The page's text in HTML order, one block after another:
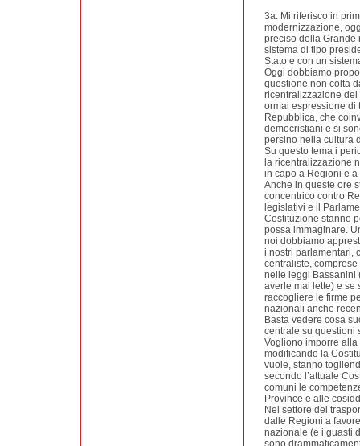
3a. Mi riferisco in
modernizzazione,
preciso della Grande
sistema di tipo
Stato e con un
Oggi dobbiamo
questione non colta
ricentralizzazione
ormai espressione di
Repubblica, che
democristiani e si
persino nella cultura
Su questo tema i
la ricentralizzazione
in capo a Regioni e
Anche in queste ore
concentrico contro
legislativi e il
Costituzione stanno
possa immaginare.
noi dobbiamo
i nostri parlamentari,
centraliste,
nelle leggi Bassanini
averle mai lette) e se
raccogliere le firme
nazionali anche
Basta vedere cosa
centrale su questioni
Vogliono imporre
modificando la
vuole, stanno
secondo l’attuale
comuni le
Province e alle
Nel settore dei
dalle Regioni a
nazionale (e i guasti
sono